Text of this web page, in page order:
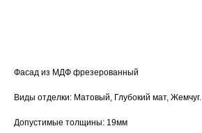
Фасад из МДФ фрезерованный
Виды отделки: Матовый, Глубокий мат, Жемчуг.
Допустимые толщины: 19мм